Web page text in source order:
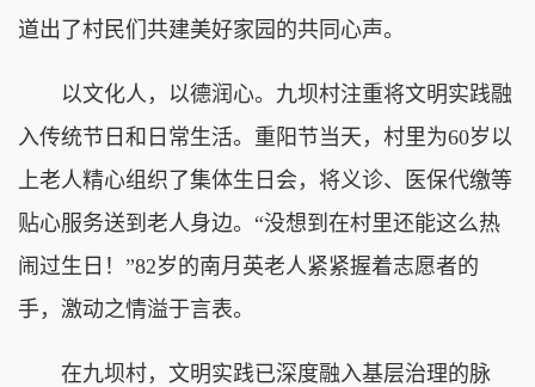
道出了村民们共建美好家园的共同心声。
以文化人，以德润心。九坝村注重将文明实践融
入传统节日和日常生活。重阳节当天，村里为60岁以
上老人精心组织了集体生日会，将义诊、医保代缴等
贴心服务送到老人身边。“没想到在村里还能这么热
闹过生日！”82岁的南月英老人紧紧握着志愿者的
手，激动之情溢于言表。
在九坝村，文明实践已深度融入基层治理的脉